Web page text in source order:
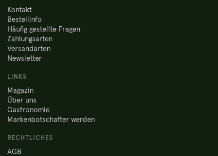
Kontakt
Bestellinfo
Häufig gestellte Fragen
Zahlungsarten
Versandarten
Newsletter
LINKS
Magazin
Über uns
Gastronomie
Markenbotschafter werden
RECHTLICHES
AGB